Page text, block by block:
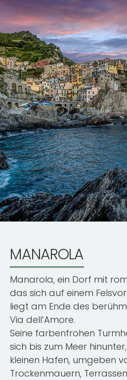
MANAROLA
Manarola, ein Dorf mit
das sich auf einem
liegt am Ende des
Via dell’Amore.
Seine farbenfrohen
sich bis zum Meer
kleinen Hafen, umgeben
Trockenmauern,